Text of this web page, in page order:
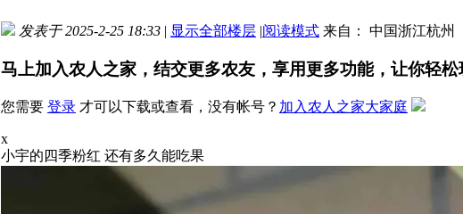
发表于 2025-2-25 18:33 | 显示全部楼层 |阅读模式 来自： 中国浙江杭州
马上加入农人之家，结交更多农友，享用更多功能，让你轻松
您需要 登录 才可以下载或查看，没有帐号？ 加入农人之家大家庭
x
小宇的四季粉红 还有多久能吃果